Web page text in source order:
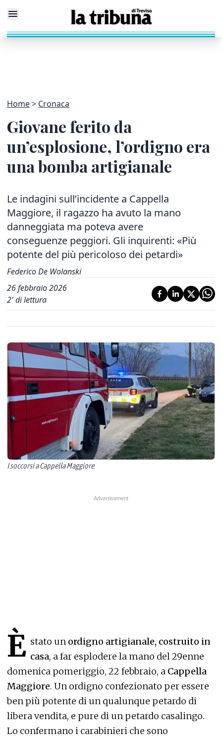
Home Cronaca
Giovane ferito da
un’esplosione, l’ordigno era
una bomba artigianale
Le indagini sull’incidente a Cappella
Maggiore, il ragazzo ha avuto la mano
danneggiata ma poteva avere
conseguenze peggiori. Gli inquirenti: «Più
potente del più pericoloso dei petardi»
Federico De Wolanski
26 febbraio 2026
2' di lettura
I soccorsi a Cappella Maggiore
È stato un ordigno artigianale, costruito in
casa, a far esplodere la mano del 29enne
domenica pomeriggio, 22 febbraio, a Cappella
Maggiore. Un ordigno confezionato per essere
ben più potente di un qualunque petardo di
libera vendita, e pure di un petardo casalingo.
Lo confermano i carabinieri che sono